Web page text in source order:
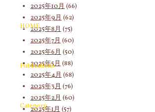
HOME
Publications
Category
2025年10月 (66)
2025年9月 (62)
2025年8月 (75)
2025年7月 (60)
2025年6月 (50)
2025年5月 (88)
2025年4月 (68)
2025年3月 (76)
2025年2月 (60)
2025年1月 (57)